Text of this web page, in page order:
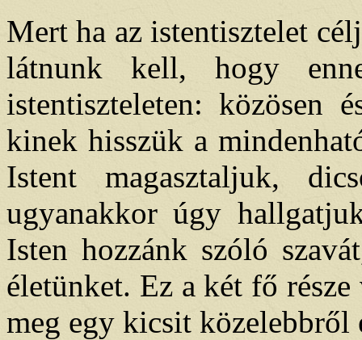
Mert ha az istentisztelet
látnunk kell, hogy
istentiszteleten: közösen
kinek hisszük a
Istent magasztaljuk,
ugyanakkor úgy
Isten hozzánk szóló
életünket. Ez a két fő
meg egy kicsit közelebbről